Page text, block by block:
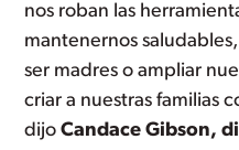
nos roban las
mantenernos
ser madres o ampliar
criar a nuestras familias
dijoCandace Gibson,